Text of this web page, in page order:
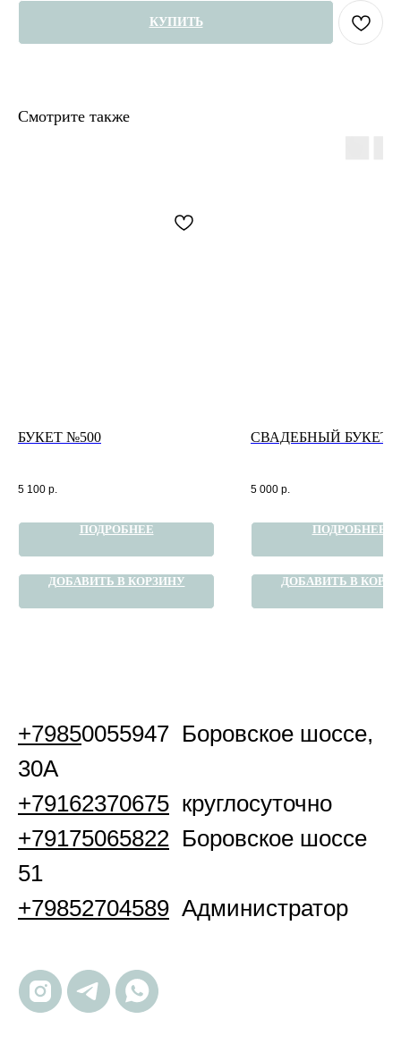
КУПИТЬ
Смотрите также
БУКЕТ №500
5 100 р.
ПОДРОБНЕЕ
ДОБАВИТЬ В КОРЗИНУ
СВАДЕБНЫЙ БУКЕТ
5 000 р.
ПОДРОБНЕЕ
ДОБАВИТЬ В
+79850055947 Боровское шоссе,
30А
+79162370675 круглосуточно
+79175065822 Боровское шоссе
51
+79852704589 Администратор